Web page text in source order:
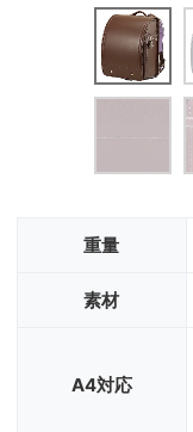
重量
素材
A4対応